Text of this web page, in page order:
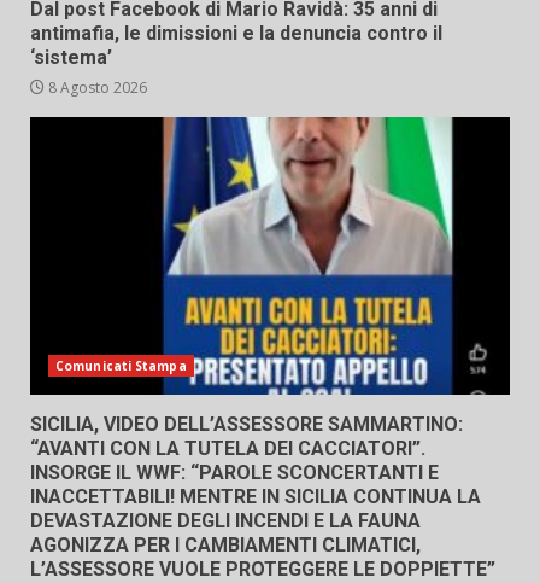
Dal post Facebook di Mario Ravidà: 35 anni di
antimafia, le dimissioni e la denuncia contro il
‘sistema’
8 Agosto 2026
Comunicati Stampa
SICILIA, VIDEO DELL’ASSESSORE SAMMARTINO:
“AVANTI CON LA TUTELA DEI CACCIATORI”.
INSORGE IL WWF: “PAROLE SCONCERTANTI E
INACCETTABILI! MENTRE IN SICILIA CONTINUA LA
DEVASTAZIONE DEGLI INCENDI E LA FAUNA
AGONIZZA PER I CAMBIAMENTI CLIMATICI,
L’ASSESSORE VUOLE PROTEGGERE LE DOPPIETTE”